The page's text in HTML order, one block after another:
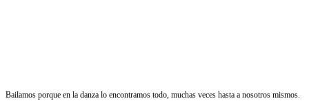
Bailamos porque en la danza lo encontramos todo, muchas veces hasta a nosotros mismos.